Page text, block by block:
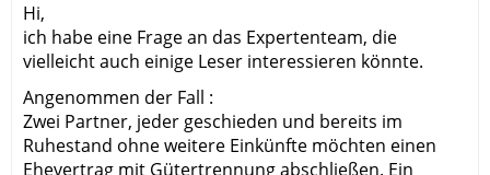
Hi,
ich habe eine Frage an das Expertenteam, die
vielleicht auch einige Leser interessieren könnte.
Angenommen der Fall :
Zwei Partner, jeder geschieden und bereits im
Ruhestand ohne weitere Einkünfte möchten einen
Ehevertrag mit Gütertrennung abschließen. Ein